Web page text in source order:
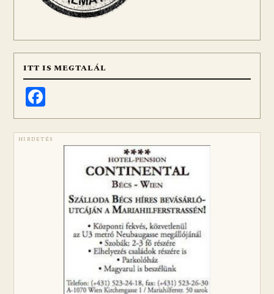
ITT IS MEGTALÁL
HIRDETÉS